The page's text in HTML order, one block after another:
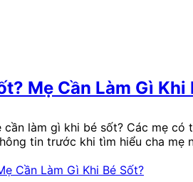
Mẹ Cần Làm Gì Khi
cần làm gì khi bé sốt? Các mẹ
tin trước khi tìm hiểu cha mẹ